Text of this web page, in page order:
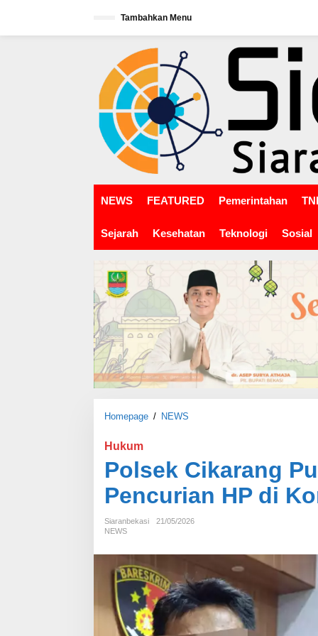
w
Tambahkan Menu
NEWS FEATURED Pemerintahan
Sejarah Kesehatan Teknologi Sosial
Homepage / NEWS
e
C
k
n
g
P
s
Hukum
Polsek Cikarang
Pencurian HP di
Siaranbekasi
21/05/2026
NEWS